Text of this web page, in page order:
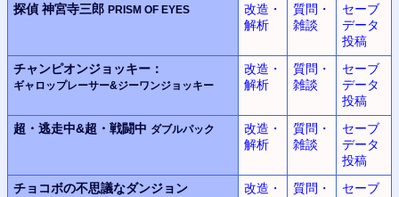
探偵 神宮寺三郎 PRISM OF EYES
改造・
解析
質問・
雑談
セーブ
データ
投稿
チャンピオンジョッキー：
ギャロップレーサー&ジーワンジョッキー
改造・
解析
質問・
雑談
セーブ
データ
投稿
超・逃走中&超・戦闘中 ダブルパック
改造・
解析
質問・
雑談
セーブ
データ
投稿
チョコボの不思議なダンジョン
改造・
質問・
セーブ